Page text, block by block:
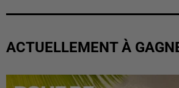
ACTUELLEMENT À